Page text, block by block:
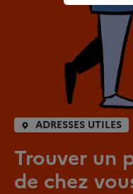
ADRESSES UTILES
Trouver un
de chez